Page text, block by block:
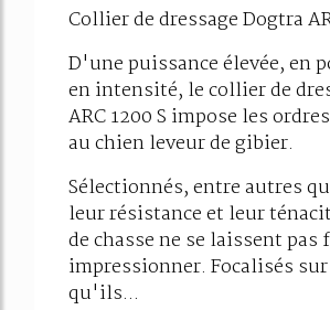
Collier de dressage Dogtra
D'une puissance élevée, en
en intensité, le collier de
ARC 1200 S impose les
au chien leveur de gibier.
Sélectionnés, entre autres
leur résistance et leur
de chasse ne se laissent pas
impressionner. Focalisés
qu'ils...